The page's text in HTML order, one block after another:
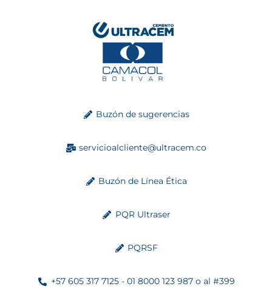
Buzón de sugerencias
servicioalcliente@ultracem.co
Buzón de Línea Ética
PQR Ultraser
PQRSF
+57 605 317 7125 - 01 8000 123 987 o al #399